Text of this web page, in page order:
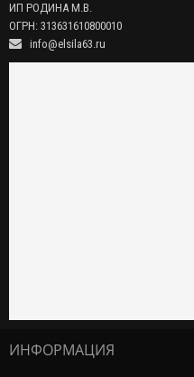
ИП РОДИНА М.В.
ОГРН: 313631610800010
info@elsila63.ru
ИНФОРМАЦИЯ